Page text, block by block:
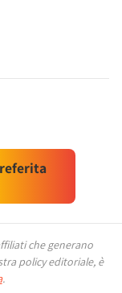
che generano
policy editoriale, è
.